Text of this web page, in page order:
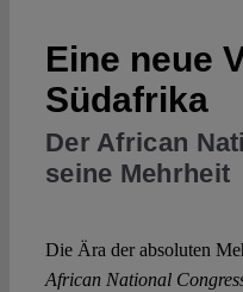
Eine neue
Südafrika
Der African
seine Mehrheit
Die Ära der absoluten
African National